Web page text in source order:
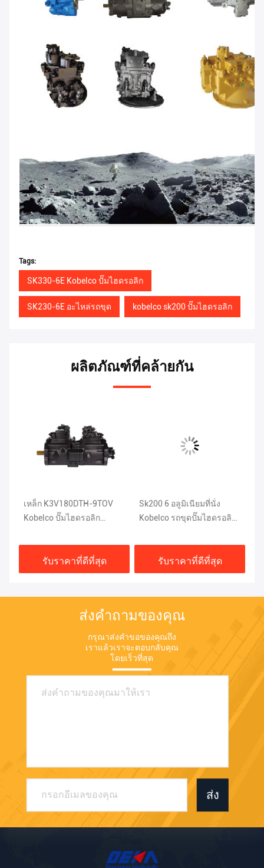
Tags:
SK330-6E Kobelco ปั๊มไฮดรอลิก
SK230-6E อะไหล่รถขุด kobelco sk200 ปั๊มไฮดรอลิก
ผลิตภัณฑ์ที่คล้ายกัน
เหล็ก K3V180DTH-9TOV
Kobelco ปั๊มไฮดรอลิก
รับราคาที่ดีที่สุด
Sk200 6 อลูมิเนียมที่นั่ง
Kobelco รถขุดปั๊มไฮดรอลิก
รับราคาที่ดีที่สุด
ส่งคำถามของคุณ
กรุณาส่งคำขอของคุณถึง
เราแล้วเราจะตอบกลับคุณ
โดยเร็วที่สุด
ส่ง